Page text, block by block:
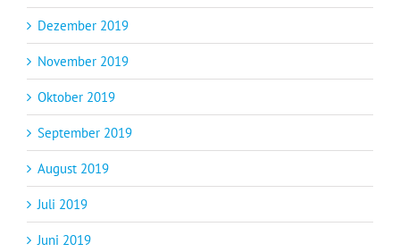
Dezember 2019
November 2019
Oktober 2019
September 2019
August 2019
Juli 2019
Juni 2019